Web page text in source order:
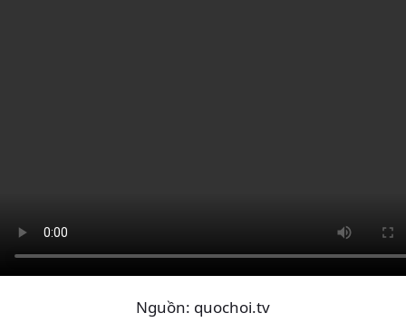
Nguồn: quochoi.tv